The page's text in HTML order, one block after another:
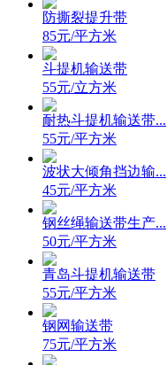
防撕裂提升带
85元/平方米
斗提机输送带
55元/立方米
耐热斗提机输送带...
55元/平方米
波状大倾角挡边输...
45元/平方米
钢丝绳输送带生产...
50元/平方米
青岛斗提机输送带
55元/平方米
钢网输送带
75元/平方米